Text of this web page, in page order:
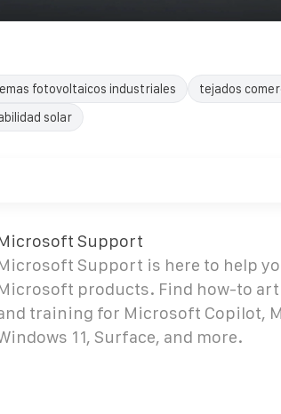
fotovoltaicos industriales
tejados
solar
Support
Support is here to help
products. Find how-to
training for Microsoft Copilot,
11, Surface, and more.